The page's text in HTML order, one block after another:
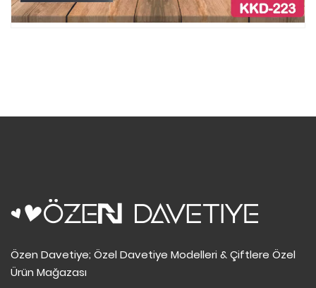
Özen Davetiye; Özel Davetiye Modelleri & Çiftlere Özel
Ürün Mağazası